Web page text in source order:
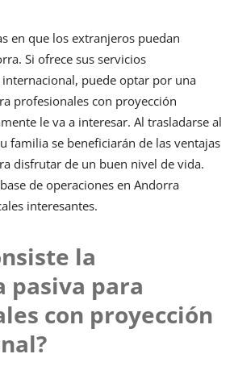
en que los extranjeros puedan
Si ofrece sus servicios
puede optar por una
profesionales con proyección
le va a interesar. Al trasladarse al
familia se beneficiarán de las ventajas
disfrutar de un buen nivel de vida.
de operaciones en Andorra
interesantes.
la
pasiva para
con proyección